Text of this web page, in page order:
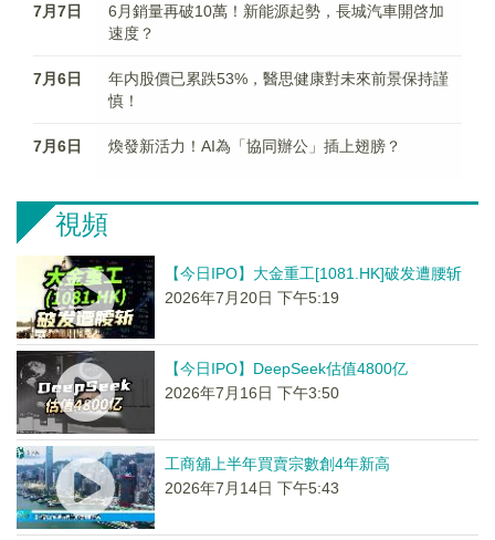
7月7日
6月銷量再破10萬！新能源起勢，長城汽車開啓加
速度？
7月6日
年内股價已累跌53%，醫思健康對未來前景保持謹
慎！
7月6日 煥發新活力！AI為「協同辦公」插上翅膀？
視頻
【今日IPO】大金重工[1081.HK]破发遭腰斩
2026年7月20日 下午5:19
【今日IPO】DeepSeek估值4800亿
2026年7月16日 下午3:50
工商舖上半年買賣宗數創4年新高
2026年7月14日 下午5:43